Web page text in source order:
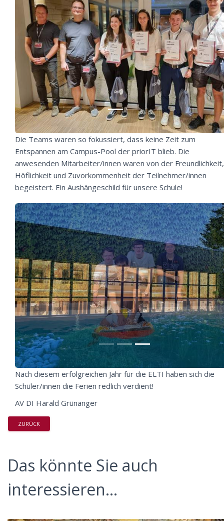
Die Teams waren so fokussiert, dass keine Zeit zum
Entspannen am Campus-Pool der priorIT blieb. Die
anwesenden Mitarbeiter/innen waren von der Freundlichkeit,
Höflichkeit und Zuvorkommenheit der Teilnehmer/innen
begeistert. Ein Aushängeschild für unsere Schule!
Nach diesem erfolgreichen Jahr für die ELTI haben sich die
Schüler/innen die Ferien redlich verdient!
AV DI Harald Grünanger
ZURÜCK
Das könnte Sie auch
interessieren...